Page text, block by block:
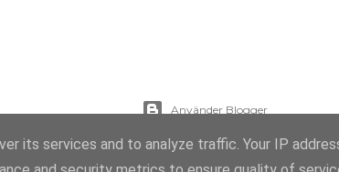
Använder Blogger
Temabilder frånMae Burke
its services and to analyze traffic. Your IP